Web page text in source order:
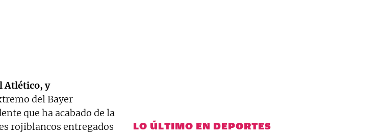
Atlético, y
del Bayer
que ha acabado de la
rojiblancos entregados
LO ÚLTIMO EN DEPORTES